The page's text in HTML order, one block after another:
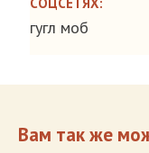
гугл моб
Вам так же